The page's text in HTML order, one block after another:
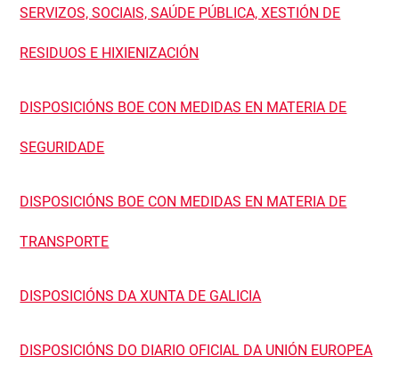
SERVIZOS, SOCIAIS, SAÚDE PÚBLICA, XESTIÓN DE
RESIDUOS E HIXIENIZACIÓN
DISPOSICIÓNS BOE CON MEDIDAS EN MATERIA DE
SEGURIDADE
DISPOSICIÓNS BOE CON MEDIDAS EN MATERIA DE
TRANSPORTE
DISPOSICIÓNS DA XUNTA DE GALICIA
DISPOSICIÓNS DO DIARIO OFICIAL DA UNIÓN EUROPEA